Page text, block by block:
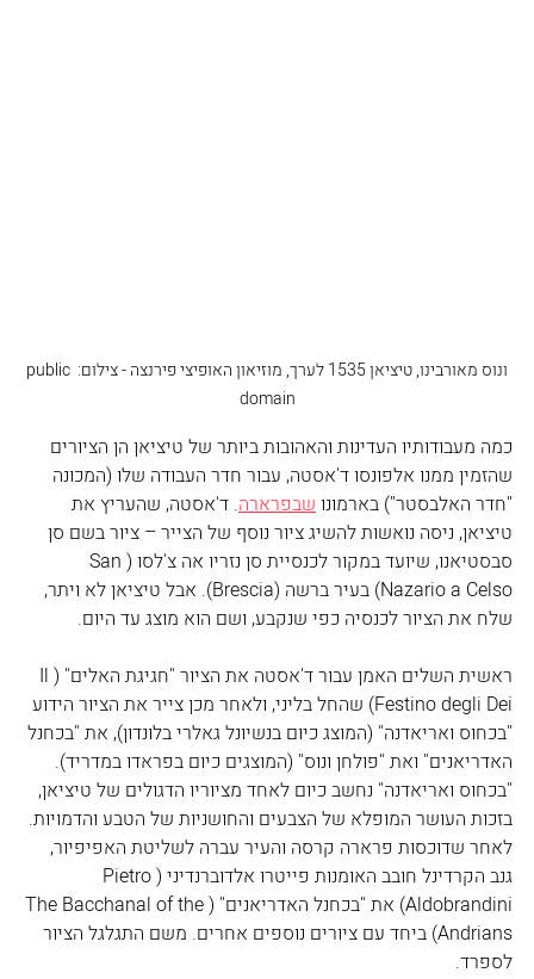
ונוס מאורבינו, טיציאן 1535 לערך, מוזיאון האופיצי פירנצה - צילום: public
domain
כמה מעבודותיו העדינות והאהובות ביותר של טיציאן הן הציורים
שהזמין ממנו אלפונסו ד'אסטה, עבור חדר העבודה שלו (המכונה
"חדר האלבסטר") בארמונו שבפרארה. ד'אסטה, שהעריץ את
טיציאן, ניסה נואשות להשיג ציור נוסף של הצייר – ציור בשם סן
סבסטיאנו, שיועד במקור לכנסיית סן נזריו אה צ'לסו (San
Nazario a Celso) בעיר ברשה (Brescia). אבל טיציאן לא ויתר,
שלח את הציור לכנסיה כפי שנקבע, ושם הוא מוצג עד היום.
ראשית השלים האמן עבור ד'אסטה את הציור "חגיגת האלים" (Il
Festino degli Dei) שהחל בליני, ולאחר מכן צייר את הציור הידוע
"בכחוס ואריאדנה" (המוצג כיום בנשיונל גאלרי בלונדון), את "בכחנל
האדריאנים" ואת "פולחן ונוס" (המוצגים כיום בפראדו במדריד).
"בכחוס ואריאדנה" נחשב כיום לאחד מציוריו הדגולים של טיציאן,
בזכות העושר המופלא של הצבעים והחושניות של הטבע והדמויות.
לאחר שדוכסות פרארה קרסה והעיר עברה לשליטת האפיפיור,
גנב הקרדינל חובב האומנות פייטרו אלדוברנדיני (Pietro
Aldobrandini) את "בכחנל האדריאנים" (The Bacchanal of the
Andrians) ביחד עם ציורים נוספים אחרים. משם התגלגל הציור
לספרד.